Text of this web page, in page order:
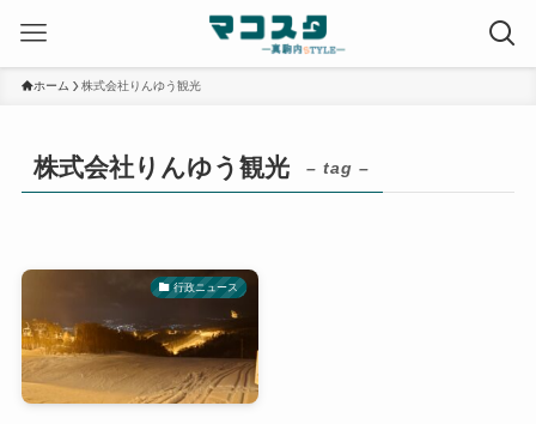
ホーム 株式会社りんゆう観光
株式会社りんゆう観光 – tag –
行政ニュース